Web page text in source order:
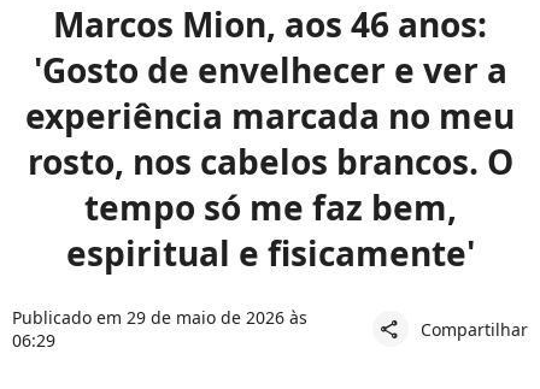
Marcos Mion, aos 46 anos:
'Gosto de envelhecer e ver a
experiência marcada no meu
rosto, nos cabelos brancos. O
tempo só me faz bem,
espiritual e fisicamente'
Publicado em 29 de maio de 2026 às
06:29
share Compartilhar